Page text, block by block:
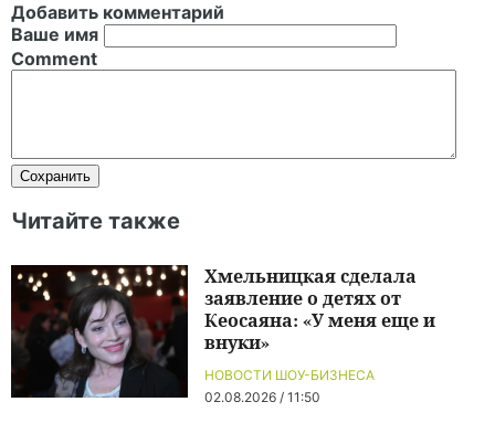
Добавить комментарий
Ваше имя
Comment
Читайте также
НОВОСТИ ШОУ-БИЗНЕСА
02.08.2026 / 11:50
Хмельницкая сделала
заявление о детях от
Кеосаяна: «У меня еще и
внуки»